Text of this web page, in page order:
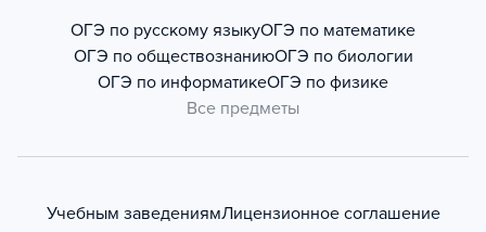
ОГЭ по русскому языкуОГЭ по математике
ОГЭ по обществознаниюОГЭ по биологии
ОГЭ по информатикеОГЭ по физике
Все предметы
Учебным заведениямЛицензионное соглашение